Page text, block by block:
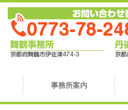
事務所案内